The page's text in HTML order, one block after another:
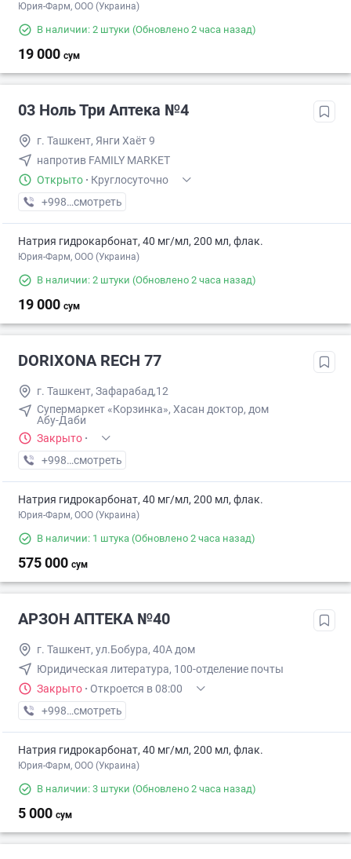
Юрия-Фарм, ООО (Украина)
В наличии: 2 штуки (Обновлено 2 часа назад)
19 000 сум
03 Ноль Три Аптека №4
г. Ташкент, Янги Хаёт 9
напротив FAMILY MARKET
Открыто · Круглосуточно
+998 (77) XXX-XX-XX
смотреть
Натрия гидрокарбонат, 40 мг/мл, 200 мл, флак.
Юрия-Фарм, ООО (Украина)
В наличии: 2 штуки (Обновлено 2 часа назад)
19 000 сум
DORIXONA RECH 77
г. Ташкент, Зафарабад,12
Супермаркет «Корзинка», Хасан доктор, дом
Абу-Даби
Закрыто ·
+998 (99) XXX-XX-XX
смотреть
Натрия гидрокарбонат, 40 мг/мл, 200 мл, флак.
Юрия-Фарм, ООО (Украина)
В наличии: 1 штука (Обновлено 2 часа назад)
575 000 сум
АРЗОН АПТЕКА №40
г. Ташкент, ул.Бобура, 40А дом
Юридическая литература, 100-отделение почты
Закрыто · Откроется в 08:00
+998 (55) XXX-XX-XX
смотреть
Натрия гидрокарбонат, 40 мг/мл, 200 мл, флак.
Юрия-Фарм, ООО (Украина)
В наличии: 3 штуки (Обновлено 2 часа назад)
5 000 сум